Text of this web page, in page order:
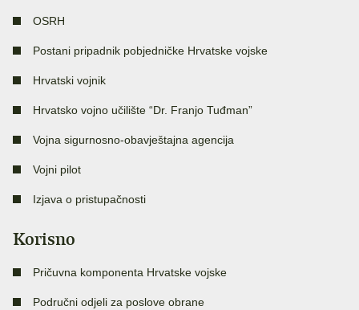
OSRH
Postani pripadnik pobjedničke Hrvatske vojske
Hrvatski vojnik
Hrvatsko vojno učilište “Dr. Franjo Tuđman”
Vojna sigurnosno-obavještajna agencija
Vojni pilot
Izjava o pristupačnosti
Korisno
Pričuvna komponenta Hrvatske vojske
Područni odjeli za poslove obrane